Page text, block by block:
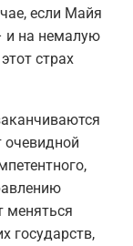
если Майя
и на немалую
страх
очевидной
меняться
государств,